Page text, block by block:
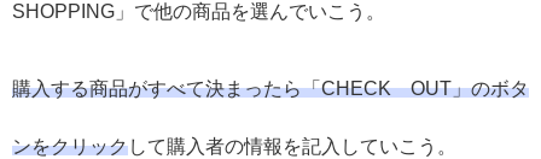
SHOPPING」で他の商品を選んでいこう。
購入する商品がすべて決まったら「CHECK OUT」のボタ
ンをクリックして購入者の情報を記入していこう。